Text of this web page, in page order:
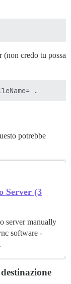
credo tu possa
potrebbe
Server (3
server manually
software -